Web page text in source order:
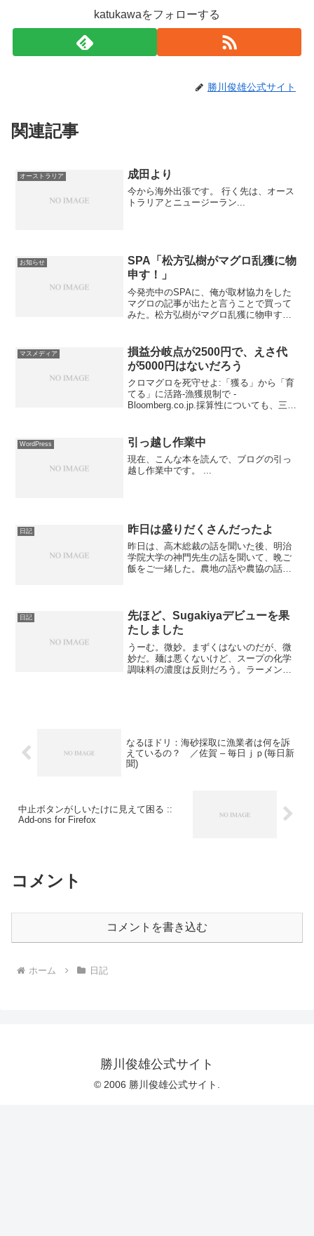
katukawaをフォローする
勝川俊雄公式サイト
関連記事
オーストラリア 成田より
今から海外出張です。 行く先は、オース
トラリアとニュージーラン...
お知らせ
SPA「松方弘樹がマグロ乱獲に物
申す！」
今発売中のSPAに、俺が取材協力をした
マグロの記事が出たと言うことで買って
みた。松方弘樹がマグロ乱獲に物申す！
した。松方さんも、良いことを言...
マスメディア
損益分岐点が2500円で、えさ代
が5000円はないだろう
クロマグロを死守せよ:「獲る」から「育
てる」に活路-漁獲規制で -
Bloomberg.co.jp.採算性についても、三重
太らせるには、サバやイカなどの生餌が
15キロ...
WordPress 引っ越し作業中
現在、こんな本を読んで、ブログの引っ
越し作業中です。 ...
日記 昨日は盛りだくさんだったよ
昨日は、高木総裁の話を聞いた後、明治
学院大学の神門先生の話を聞いて、晩ご
飯をご一緒した。農地の話や農協の話な
共闘をしていく必要がある...
日記
先ほど、Sugakiyaデビューを果
たしました
うーむ。微妙。まずくはないのだが、微
妙だ。麺は悪くないけど、スープの化学
調味料の濃度は反則だろう。ラーメンフ
なるほドリ：海砂採取に漁業者は何を訴
えているの？ ／佐賀 – 毎日ｊｐ(毎日新
聞)
中止ボタンがしいたけに見えて困る ::
Add-ons for Firefox
コメント
コメントを書き込む
ホーム 日記
勝川俊雄公式サイト
© 2006 勝川俊雄公式サイト.